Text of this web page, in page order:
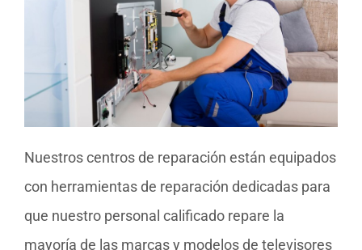
Nuestros centros de reparación están equipados
con herramientas de reparación dedicadas para
que nuestro personal calificado repare la
mayoría de las marcas y modelos de televisores